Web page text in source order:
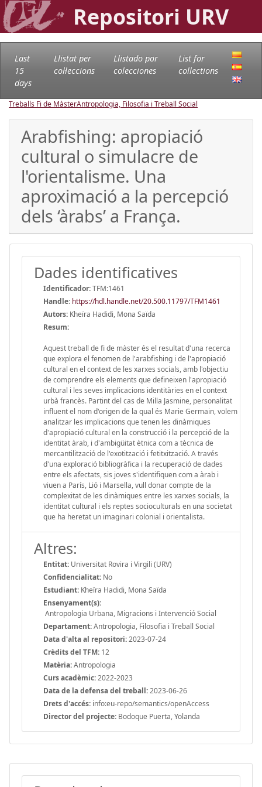
Repositori URV
Last
15
days
Llistat per
col·leccions
Llistado por
colecciones
List for
collections
Treballs Fi de MàsterAntropologia, Filosofia i Treball Social
Arabfishing: apropiació
cultural o simulacre de
l'orientalisme. Una
aproximació a la percepció
dels ‘àrabs’ a França.
Dades identificatives
Identificador:TFM:1461
Handle: https://hdl.handle.net/20.500.11797/TFM1461
Autors: Kheïra Hadidi, Mona Saïda
Resum:
Aquest treball de fi de màster és el resultat d'una recerca
que explora el fenomen de l'arabfishing i de l'apropiació
cultural en el context de les xarxes socials, amb l'objectiu
de comprendre els elements que defineixen l'apropiació
cultural i les seves implicacions identitàries en el context
urbà francès. Partint del cas de Milla Jasmine, personalitat
influent el nom d'origen de la qual és Marie Germain, volem
analitzar les implicacions que tenen les dinàmiques
d'apropiació cultural en la construcció i la percepció de la
identitat àrab, i d'ambigüitat ètnica com a tècnica de
mercantilització de l'exotització i fetitxització. A través
d'una exploració bibliogràfica i la recuperació de dades
entre els afectats, sis joves s'identifiquen com a àrab i
viuen a París, Lió i Marsella, vull donar compte de la
complexitat de les dinàmiques entre les xarxes socials, la
identitat cultural i els reptes socioculturals en una societat
que ha heretat un imaginari colonial i orientalista.
Altres:
Entitat: Universitat Rovira i Virgili (URV)
Confidencialitat: No
Estudiant: Kheïra Hadidi, Mona Saïda
Ensenyament(s):
Antropologia Urbana, Migracions i Intervenció Social
Departament:Antropologia, Filosofia i Treball Social
Data d'alta al repositori:2023-07-24
Crèdits del TFM: 12
Matèria:Antropologia
Curs acadèmic:2022-2023
Data de la defensa del treball:2023-06-26
Drets d'accés: info:eu-repo/semantics/openAccess
Director del projecte: Bodoque Puerta, Yolanda